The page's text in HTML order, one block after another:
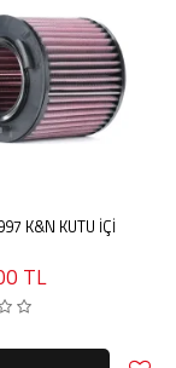
K&N KUTU İÇİ
TL